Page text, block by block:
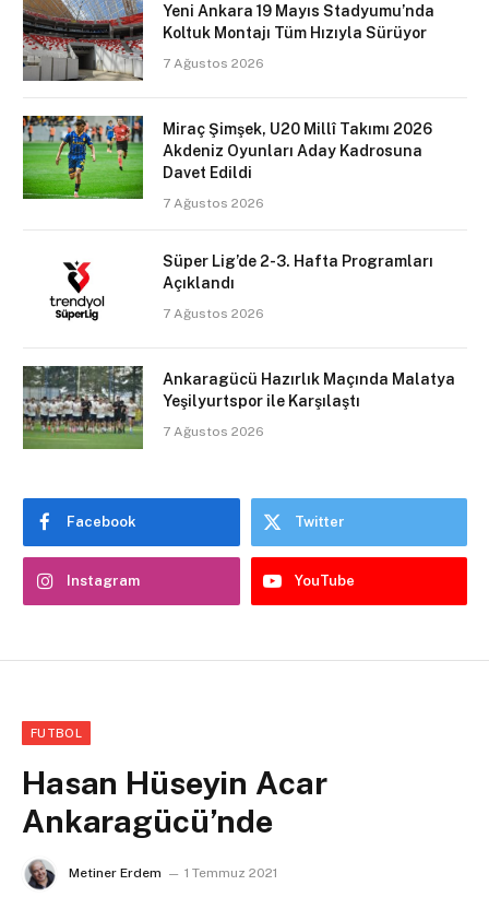
Yeni Ankara 19 Mayıs Stadyumu’nda
Koltuk Montajı Tüm Hızıyla Sürüyor
7 Ağustos 2026
Miraç Şimşek, U20 Millî Takımı 2026
Akdeniz Oyunları Aday Kadrosuna
Davet Edildi
7 Ağustos 2026
Süper Lig’de 2-3. Hafta Programları
Açıklandı
7 Ağustos 2026
Ankaragücü Hazırlık Maçında Malatya
Yeşilyurtspor ile Karşılaştı
7 Ağustos 2026
Facebook Twitter
Instagram YouTube
FUTBOL
Hasan Hüseyin Acar
Ankaragücü’nde
Metiner Erdem 1 Temmuz 2021